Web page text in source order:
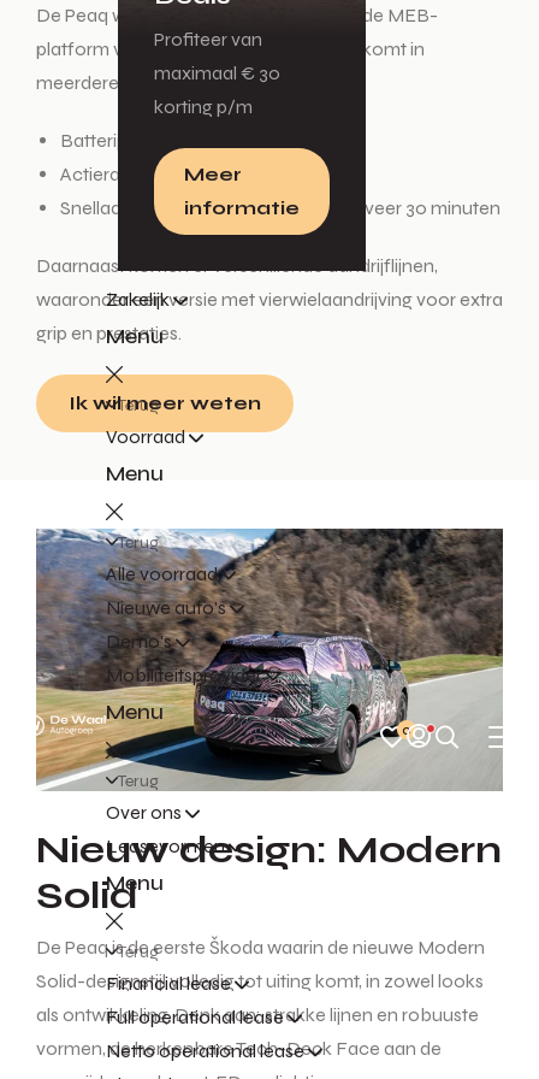
Profiteer van
maximaal € 30
korting p/m
Meer
informatie
Zakelijk
Menu
Terug
Voorraad
Menu
Terug
Alle voorraad
Nieuwe auto's
Demo's
Mobiliteitsprovider
Menu
Terug
Over ons
Leasevormen
Menu
Terug
Financial lease
Full operational lease
Netto operational lease
0
De Peaq wordt gebouwd op het bekende MEB-
platform van de Volkswagen Group en komt in
meerdere varianten:
Batterijen tot circa 91 kWh
Actieradius tot 600+ km (WLTP)
Snelladen van 10% naar 80% in ongeveer 30 minuten
Daarnaast komen er verschillende aandrijflijnen,
waaronder een versie met vierwielaandrijving voor extra
grip en prestaties.
Ik wil meer weten
Nieuw design: Modern
Solid
De Peaq is de eerste Škoda waarin de nieuwe Modern
Solid-designstijl volledig tot uiting komt, in zowel looks
als ontwikkeling. Denk aan: strakke lijnen en robuuste
vormen, de herkenbare Tech-Deck Face aan de